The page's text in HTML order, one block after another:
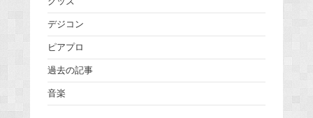
デジコン
ピアプロ
過去の記事
音楽